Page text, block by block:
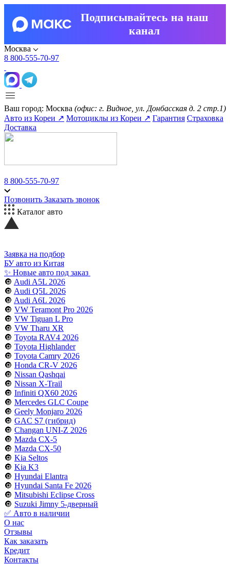
Подписывайтесь на наш
канал
Москва
8 800-555-70-97
Ваш город: Москва (офис: г. Видное, ул. Донбасская д. 2 стр.1)
Авто из Кореи ↗ Мотоциклы из Кореи ↗ Гарантия Страховка
Доставка
8 800-555-70-97
Позвонить Заказать звонок
Каталог авто
Заявка на подбор
БУ авто из Китая
✨ Новые авто под заказ
🔘 Audi A5L 2026
🔘 Audi Q5L 2026
🔘 Audi A6L 2026
🔘 VW Teramont Pro 2026
🔘 VW Tiguan L Pro
🔘 VW Tharu XR
🔘 Toyota RAV4 2026
🔘 Toyota Highlander
🔘 Toyota Camry 2026
🔘 Honda CR-V 2026
🔘 Nissan Qashqai
🔘 Nissan X-Trail
🔘 Infiniti QX60 2026
🔘 Mercedes GLC Coupe
🔘 Geely Monjaro 2026
🔘 GAC S7 (гибрид)
🔘 Changan UNI-Z 2026
🔘 Mazda CX-5
🔘 Mazda CX-50
🔘 Kia Seltos
🔘 Kia K3
🔘 Hyundai Elantra
🔘 Hyundai Santa Fe 2026
🔘 Mitsubishi Eclipse Cross
🔘 Suzuki Jimny 5-дверный
✅ Авто в наличии
О нас
Отзывы
Как заказать
Кредит
Контакты